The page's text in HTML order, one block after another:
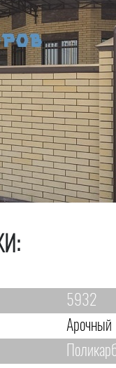
5932
Арочный